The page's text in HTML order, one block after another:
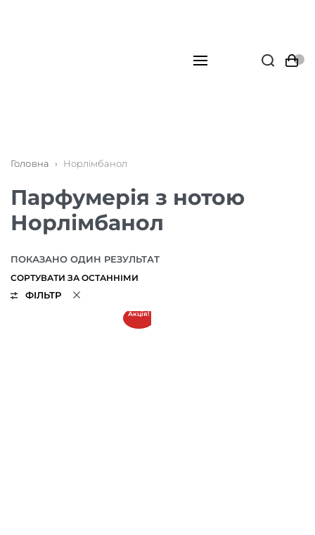
Головна › Норлімбанол
Парфумерія з нотою
Норлімбанол
ПОКАЗАНО ОДИН РЕЗУЛЬТАТ
ФІЛЬТР
Акція!